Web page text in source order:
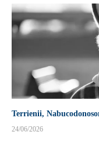
Terrienii,
24/06/2026